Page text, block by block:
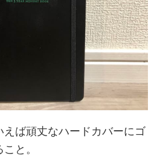
えば頑丈なハードカバーにゴ
と。